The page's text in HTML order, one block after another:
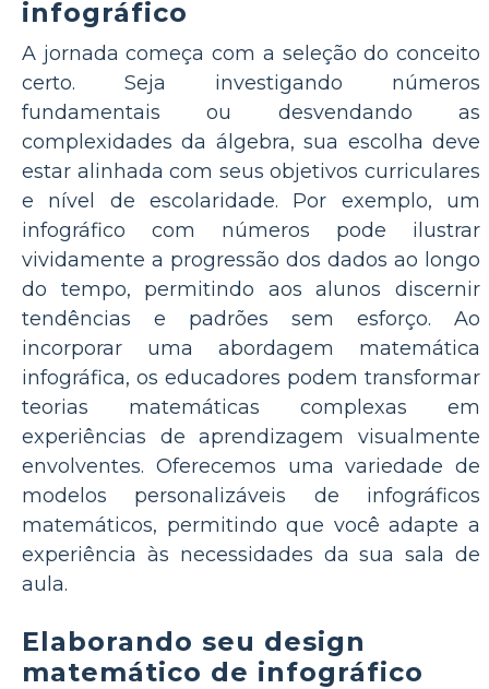
infográfico
A jornada começa com a seleção do conceito
certo. Seja investigando números
fundamentais ou desvendando as
complexidades da álgebra, sua escolha deve
estar alinhada com seus objetivos curriculares
e nível de escolaridade. Por exemplo, um
infográfico com números pode ilustrar
vividamente a progressão dos dados ao longo
do tempo, permitindo aos alunos discernir
tendências e padrões sem esforço. Ao
incorporar uma abordagem matemática
infográfica, os educadores podem transformar
teorias matemáticas complexas em
experiências de aprendizagem visualmente
envolventes. Oferecemos uma variedade de
modelos personalizáveis ​​de infográficos
matemáticos, permitindo que você adapte a
experiência às necessidades da sua sala de
aula.
Elaborando seu design
matemático de infográfico